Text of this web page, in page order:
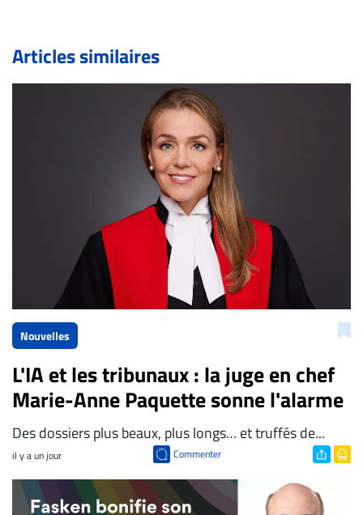
de validation, un droit de réponse.
Bien à vous,
La Rédaction de Droit-inc.com
Articles similaires
Nouvelles
L'IA et les tribunaux : la juge en chef
Marie-Anne Paquette sonne l'alarme
Des dossiers plus beaux, plus longs… et truffés de...
il y a un jour Commenter